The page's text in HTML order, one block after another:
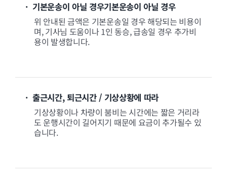
· 기본운송이 아닐 경우기본운송이 아닐 경우
위 안내된 금액은 기본운송일 경우 해당되는 비용이
며, 기사님 도움이나 1인 동승, 급송일 경우 추가비
용이 발생합니다.
· 출근시간, 퇴근시간 / 기상상황에 따라
기상상황이나 차량이 붐비는 시간에는 짧은 거리라
도 운행시간이 길어지기 때문에 요금이 추가될수 있
습니다.